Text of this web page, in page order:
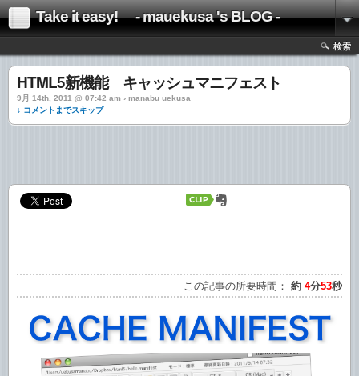
Take it easy! - mauekusa 's BLOG -
検索
HTML5新機能 キャッシュマニフェスト
9月 14th, 2011 @ 07:42 am › manabu uekusa
↓ コメントまでスキップ
この記事の所要時間： 約 4分53秒